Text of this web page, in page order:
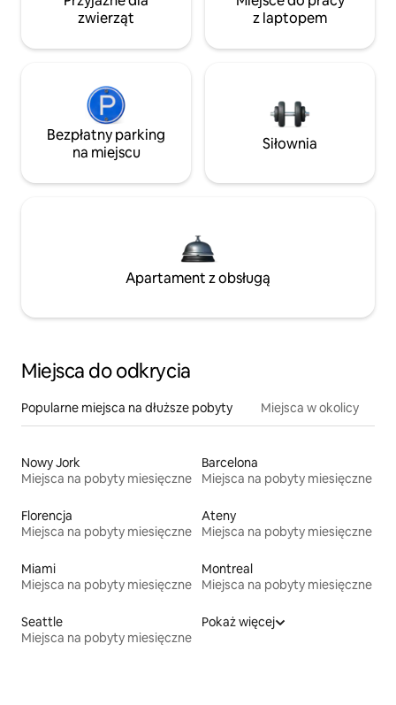
zwierząt
z laptopem
Bezpłatny parking
na miejscu
Siłownia
Apartament z obsługą
Miejsca do odkrycia
Popularne miejsca na dłuższe pobyty Miejsca w okolicy
Nowy Jork
Miejsca na pobyty miesięczne
Barcelona
Miejsca na pobyty miesięczne
Florencja
Miejsca na pobyty miesięczne
Ateny
Miejsca na pobyty miesięczne
Miami
Miejsca na pobyty miesięczne
Montreal
Miejsca na pobyty miesięczne
Seattle
Miejsca na pobyty miesięczne
Pokaż więcej